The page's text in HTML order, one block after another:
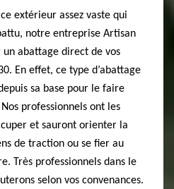
extérieur assez vaste qui
notre entreprise Artisan
abattage direct de vos
En effet, ce type d’abattage
sa base pour le faire
professionnels ont les
et sauront orienter la
de traction ou se fier au
Très professionnels dans le
selon vos convenances.